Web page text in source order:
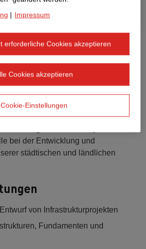
Teil im Bauwesen ab, der nach
ihr technisches Wissen und ihre
sicher, nachhaltig
Sie berücksichtigen dabei
Stabilität und
bei der Entwicklung und
städtischen und ländlichen
von Infrastrukturprojekten
Fundamenten und
| Impressum
erforderliche Cookies akzeptieren
Cookies akzeptieren
Cookie-Einstellungen